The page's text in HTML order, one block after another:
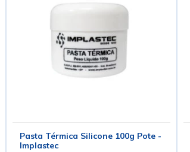
Pasta Térmica Silicone 100g Pote -
Implastec